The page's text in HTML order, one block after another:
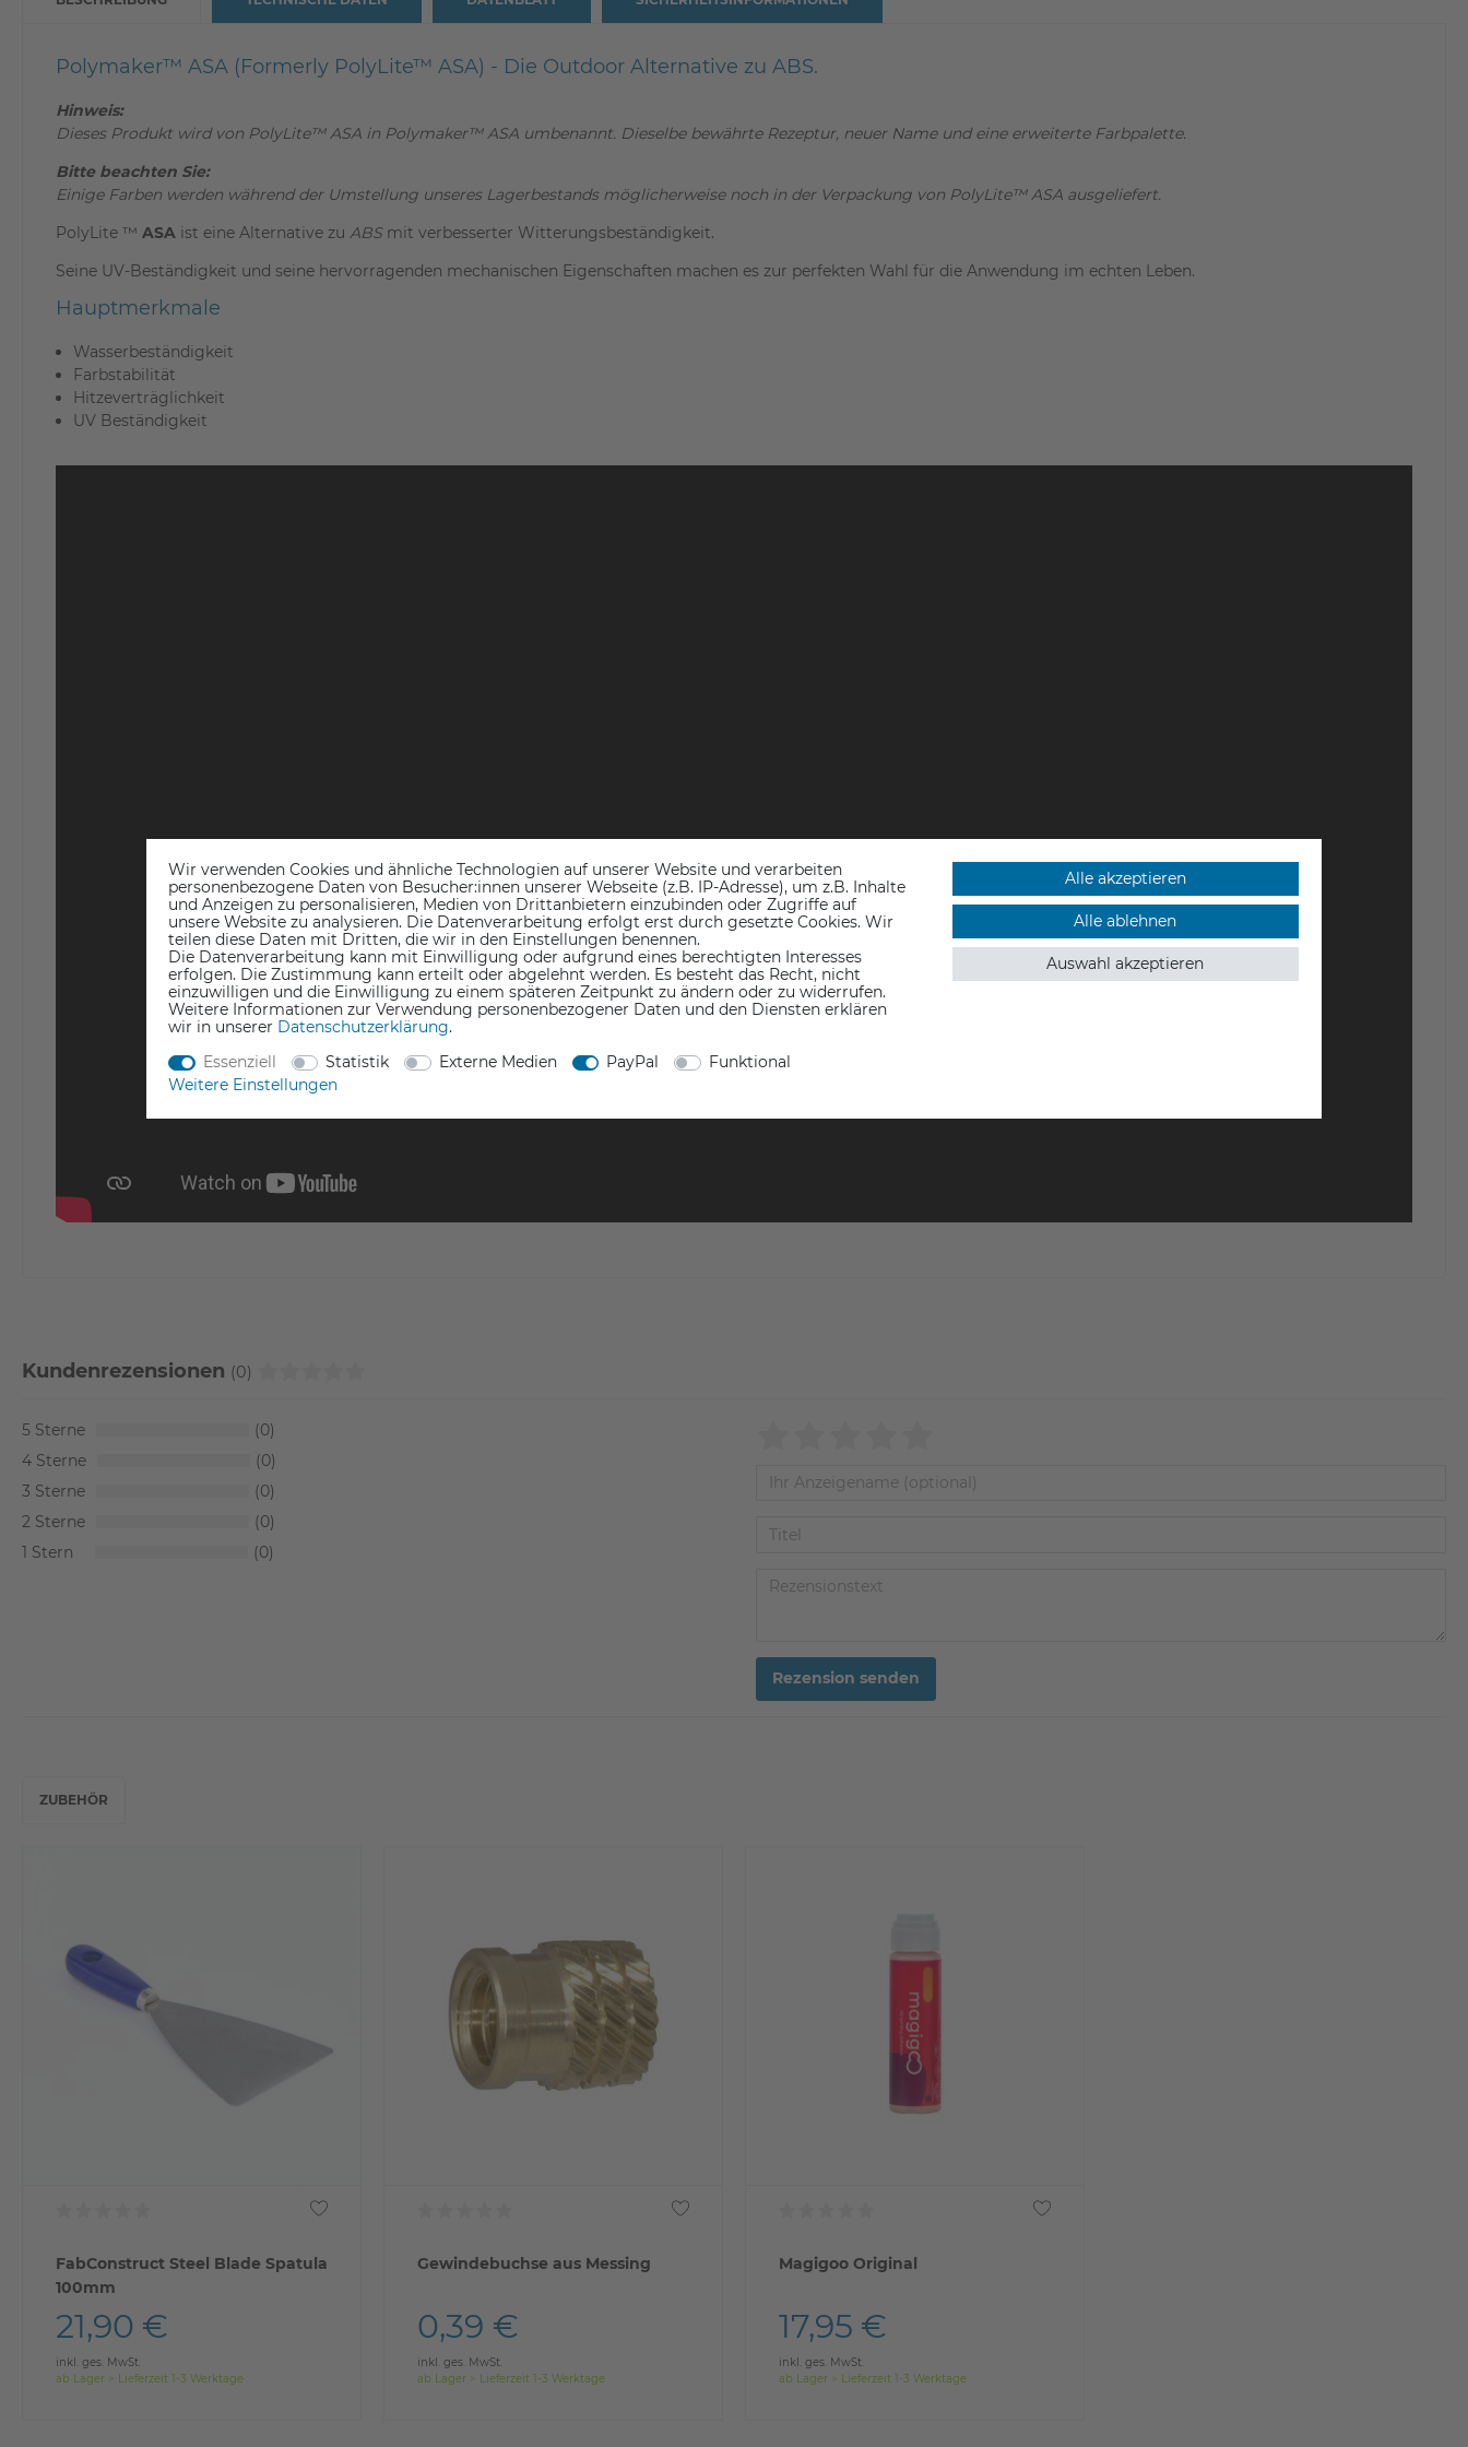
Polymaker™ ASA (Formerly PolyLite™ ASA) - Die Outdoor Alternative zu ABS.
Hinweis:
Dieses Produkt wird von PolyLite™ ASA in Polymaker™ ASA umbenannt. Dieselbe bewährte Rezeptur, neuer Name und eine erweiterte Farbpalette.
Bitte beachten Sie:
Einige Farben werden während der Umstellung unseres Lagerbestands möglicherweise noch in der Verpackung von PolyLite™ ASA ausgeliefert.
PolyLite ™ ASA ist eine Alternative zu ABSmit verbesserter Witterungsbeständigkeit.
Seine UV-Beständigkeit und seine hervorragenden mechanischen Eigenschaften machen es zur perfekten Wahl für die Anwendung im echten Leben.
Hauptmerkmale
Wasserbeständigkeit
Farbstabilität
Hitzeverträglichkeit
UV Beständigkeit
Kundenrezensionen (0)
5
0
4
0
3
0
2
0
1
0
Rezension senden
ZUBEHÖR
FabConstruct Steel Blade Spatula
100mm
21,90 €
inkl. ges. MwSt.
ab Lager > Lieferzeit 1-3 Werktage
Gewindebuchse aus Messing
0,39 €
inkl. ges. MwSt.
ab Lager > Lieferzeit 1-3 Werktage
Magigoo Original
17,95 €
inkl. ges. MwSt.
ab Lager > Lieferzeit 1-3 Werktage
Wir verwenden Cookies und ähnliche Technologien auf unserer Website und verarbeiten
personenbezogene Daten von Besucher:innen unserer Webseite (z.B. IP-Adresse), um z.B. Inhalte
und Anzeigen zu personalisieren, Medien von Drittanbietern einzubinden oder Zugriffe auf
unsere Website zu analysieren. Die Datenverarbeitung erfolgt erst durch gesetzte Cookies. Wir
teilen diese Daten mit Dritten, die wir in den Einstellungen benennen.
Die Datenverarbeitung kann mit Einwilligung oder aufgrund eines berechtigten Interesses
erfolgen. Die Zustimmung kann erteilt oder abgelehnt werden. Es besteht das Recht, nicht
einzuwilligen und die Einwilligung zu einem späteren Zeitpunkt zu ändern oder zu widerrufen.
Weitere Informationen zur Verwendung personenbezogener Daten und den Diensten erklären
wir in unserer Daten­schutz­erklärung.
Essenziell
Statistik Externe Medien PayPal
Funktional
Weitere Einstellungen
Alle akzeptieren
Alle ablehnen
Auswahl akzeptieren